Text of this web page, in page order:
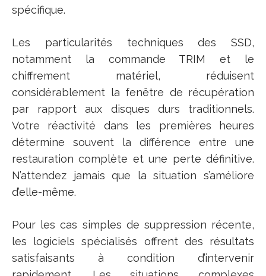
spécifique.
Les particularités techniques des SSD,
notamment la commande TRIM et le
chiffrement matériel, réduisent
considérablement la fenêtre de récupération
par rapport aux disques durs traditionnels.
Votre réactivité dans les premières heures
détermine souvent la différence entre une
restauration complète et une perte définitive.
N’attendez jamais que la situation s’améliore
d’elle-même.
Pour les cas simples de suppression récente,
les logiciels spécialisés offrent des résultats
satisfaisants à condition d’intervenir